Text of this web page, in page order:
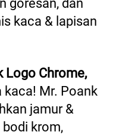
goresan, dan
kaca & lapisan
Logo Chrome,
kaca! Mr. Poank
jamur &
krom,